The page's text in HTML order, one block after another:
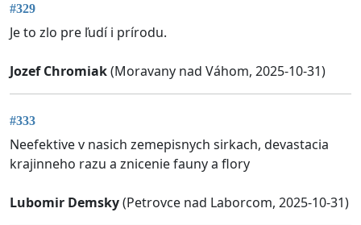
#329
Je to zlo pre ľudí i prírodu.
Jozef Chromiak(Moravany nad Váhom, 2025-10-31)
#333
Neefektive v nasich zemepisnych sirkach, devastacia
krajinneho razu a znicenie fauny a flory
Lubomir Demsky(Petrovce nad Laborcom, 2025-10-31)